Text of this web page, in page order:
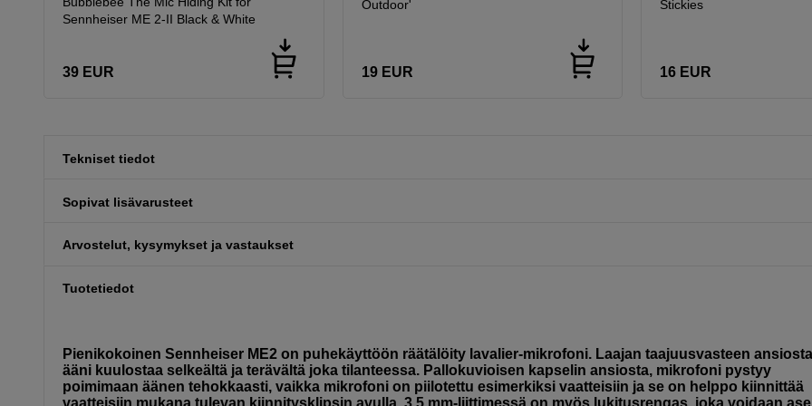
Sennheiser ME 2-II Black & White
39 EUR
Outdoor'
19 EUR
Stickies
16 EUR
Tekniset tiedot
Sopivat lisävarusteet
Arvostelut, kysymykset ja vastaukset
Tuotetiedot
Pienikokoinen Sennheiser ME2 on puhekäyttöön räätälöity lavalier-mikrofoni. Laajan taajuusvasteen
ääni kuulostaa selkeältä ja terävältä joka tilanteessa. Pallokuvioisen kapselin ansiosta, mikrofoni pystyy
poimimaan äänen tehokkaasti, vaikka mikrofoni on piilotettu esimerkiksi vaatteisiin ja se on helppo kiinnittää
vaatteisiin mukana tulevan kiinnitysklipsin avulla. 3,5 mm-liittimessä on myös lukitusrengas, joka voidaan